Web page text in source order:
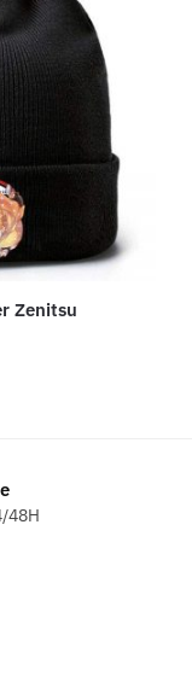
Zenitsu
48H